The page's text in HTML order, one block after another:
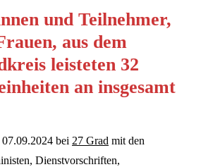
und Teilnehmer,
aus dem
leisteten 32
an insgesamt
bei 27 Grad mit den
Dienstvorschriften,